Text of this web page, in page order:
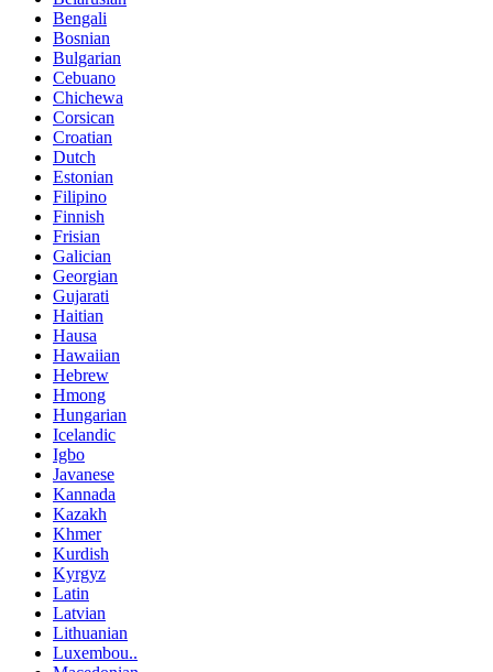
Bengali
Bosnian
Bulgarian
Cebuano
Chichewa
Corsican
Croatian
Dutch
Estonian
Filipino
Finnish
Frisian
Galician
Georgian
Gujarati
Haitian
Hausa
Hawaiian
Hebrew
Hmong
Hungarian
Icelandic
Igbo
Javanese
Kannada
Kazakh
Khmer
Kurdish
Kyrgyz
Latin
Latvian
Lithuanian
Luxembou..